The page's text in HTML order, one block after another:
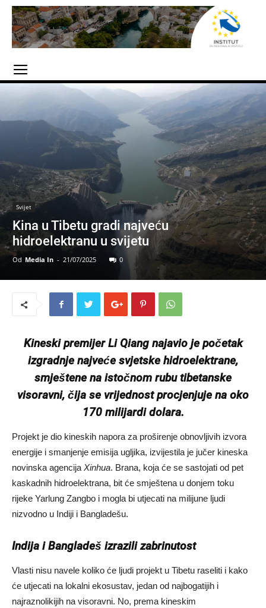
Svijet
Kina u Tibetu gradi najveću
hidroelektranu u svijetu
Od Media In - 21/07/2025 0
Kineski premijer Li Qiang najavio je početak
izgradnje najveće svjetske hidroelektrane,
smještene na istočnom rubu tibetanske
visoravni, čija se vrijednost procjenjuje na oko
170 milijardi dolara.
Projekt je dio kineskih napora za proširenje obnovljivih izvora
energije i smanjenje emisija ugljika, izvijestila je jučer kineska
novinska agencija Xinhua. Brana, koja će se sastojati od pet
kaskadnih hidroelektrana, bit će smještena u donjem toku
rijeke Yarlung Zangbo i mogla bi utjecati na milijune ljudi
nizvodno u Indiji i Bangladešu.
Indija i Bangladeš izrazili zabrinutost
Vlasti nisu navele koliko će ljudi projekt u Tibetu raseliti i kako
će utjecati na lokalni ekosustav, jedan od najbogatijih i
najraznolikijih na visoravni. No, prema kineskim